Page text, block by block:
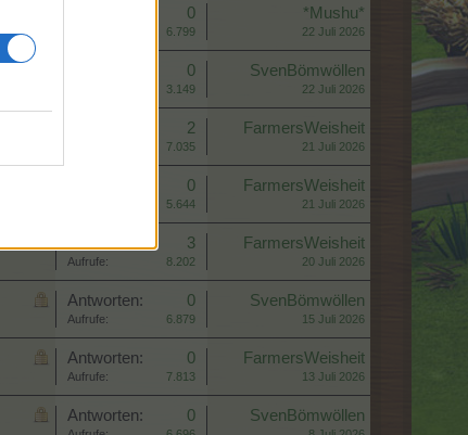
0
6.799
*Mushu*
22 Juli 2026
0
3.149
SvenBömwöllen
22 Juli 2026
2
7.035
FarmersWeisheit
21 Juli 2026
0
5.644
FarmersWeisheit
21 Juli 2026
3
Aufrufe: 8.202
FarmersWeisheit
20 Juli 2026
Antworten: 0
Aufrufe: 6.879
SvenBömwöllen
15 Juli 2026
Antworten: 0
Aufrufe: 7.813
FarmersWeisheit
13 Juli 2026
Antworten: 0 SvenBömwöllen